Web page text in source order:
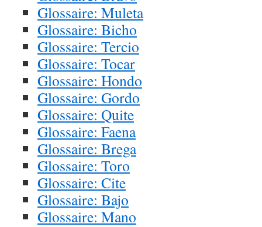
Glossaire: Muleta
Glossaire: Bicho
Glossaire: Tercio
Glossaire: Tocar
Glossaire: Hondo
Glossaire: Gordo
Glossaire: Quite
Glossaire: Faena
Glossaire: Brega
Glossaire: Toro
Glossaire: Cite
Glossaire: Bajo
Glossaire: Mano